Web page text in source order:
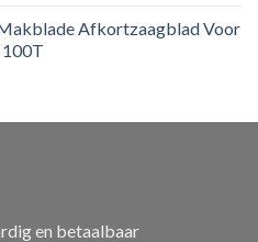
Afkortzaagblad Voor
100T
en betaalbaar